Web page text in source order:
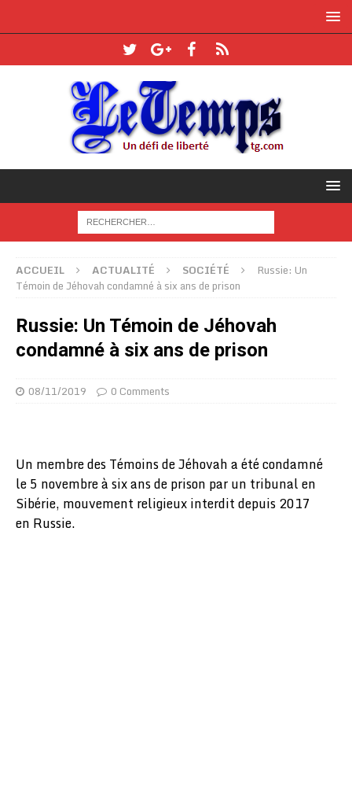
ACCUEIL ACTUALITÉ SOCIÉTÉ
Russie: Un
Témoin de Jéhovah condamné à six ans de prison
Russie: Un Témoin de Jéhovah
condamné à six ans de prison
08/11/2019 0 Comments
Un membre des Témoins de Jéhovah a été condamné
le 5 novembre à six ans de prison par un tribunal en
Sibérie, mouvement religieux interdit depuis 2017
en Russie.